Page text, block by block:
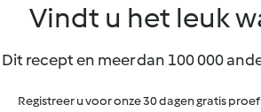
Vindt u het leuk
Dit recept en meer dan 100 000
Registreer u voor onze 30 dagen gratis